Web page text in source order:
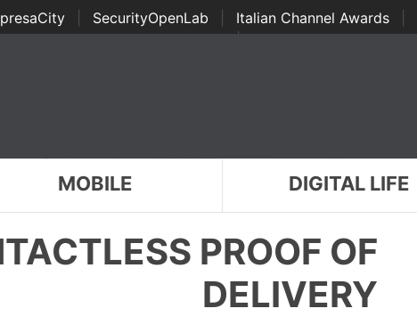
SecurityOpenLab Italian Channel Awards
Awards | ...
MOBILE DIGITAL LIFE
PROOF OF
DELIVERY